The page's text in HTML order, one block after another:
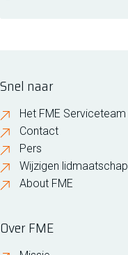
Snel naar
Het FME Serviceteam
Contact
Pers
Wijzigen lidmaatschap
About FME
Over FME